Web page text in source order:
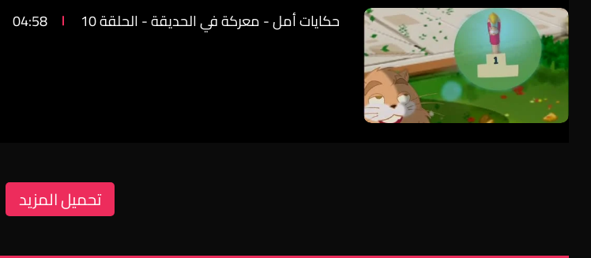
حكايات أمل - معركة في الحديقة - الحلقة 10 04:58
تحميل المزيد